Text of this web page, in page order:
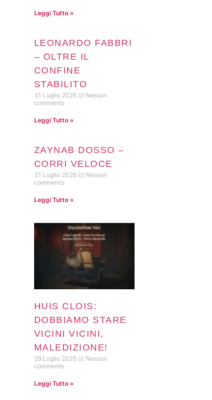
Leggi Tutto »
LEONARDO FABBRI
– OLTRE IL
CONFINE
STABILITO
31 Luglio 2026
Nessun
commento
Leggi Tutto »
ZAYNAB DOSSO –
CORRI VELOCE
31 Luglio 2026
Nessun
commento
Leggi Tutto »
HUIS CLOIS:
DOBBIAMO STARE
VICINI VICINI,
MALEDIZIONE!
29 Luglio 2026
Nessun
commento
Leggi Tutto »